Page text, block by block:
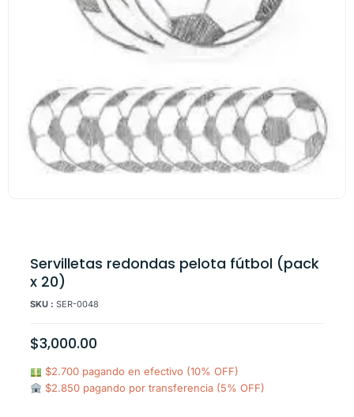
Servilletas redondas pelota fútbol (pack
x 20)
SKU : SER-0048
$3,000.00
$2.700 pagando en efectivo (10% OFF)
$2.850 pagando por transferencia (5% OFF)